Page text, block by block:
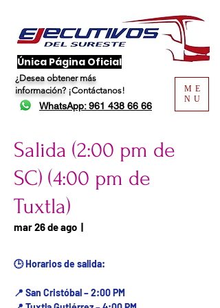
​Única Página Oficial
¿Desea obtener más
información? ¡Contáctanos!
WhatsApp: 961 438 66 66
ME
NU
Salida (2:00 pm de
SC) (4:00 pm de
Tuxtla)
mar 26 de ago
  |
🕒 Horarios de salida:
📍 San Cristóbal – 2:00 PM